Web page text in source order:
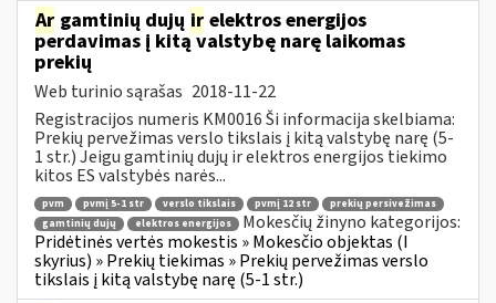
Ar gamtinių dujų ir elektros energijos
perdavimas į kitą valstybę narę laikomas
prekių
Web turinio sąrašas 2018-11-22
Registracijos numeris KM0016 Ši informacija skelbiama:
Prekių pervežimas verslo tikslais į kitą valstybę narę (5-
1 str.) Jeigu gamtinių dujų ir elektros energijos tiekimo
kitos ES valstybės narės...
pvm pvmį 5-1 str verslo tikslais pvmį 12 str
prekių persivežimas
gamtinių dujų
elektros energijos
Mokesčių žinyno kategorijos:
Pridėtinės vertės mokestis » Mokesčio objektas (I
skyrius) » Prekių tiekimas » Prekių pervežimas verslo
tikslais į kitą valstybę narę (5-1 str.)